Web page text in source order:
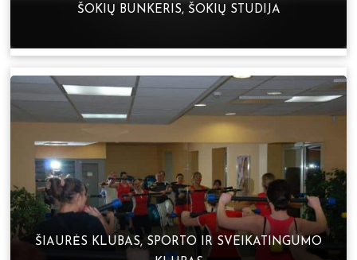
ŠOKIŲ BUNKERIS, ŠOKIŲ STUDIJA
ŠIAURĖS KLUBAS, SPORTO IR SVEIKATINGUMO